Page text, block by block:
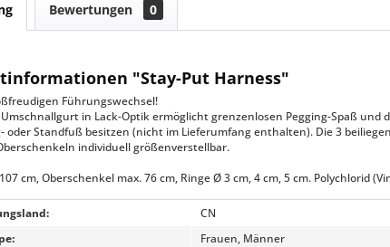
Bewertungen 0
"Stay-Put Harness"
Führungswechsel!
in Lack-Optik ermöglicht grenzenlosen Pegging-Spaß
oder Standfuß besitzen (nicht im Lieferumfang enthalten). Die 3
individuell größenverstellbar.
cm, Oberschenkel max. 76 cm, Ringe Ø 3 cm, 4 cm, 5 cm. Polychlorid
CN
Frauen, Männer